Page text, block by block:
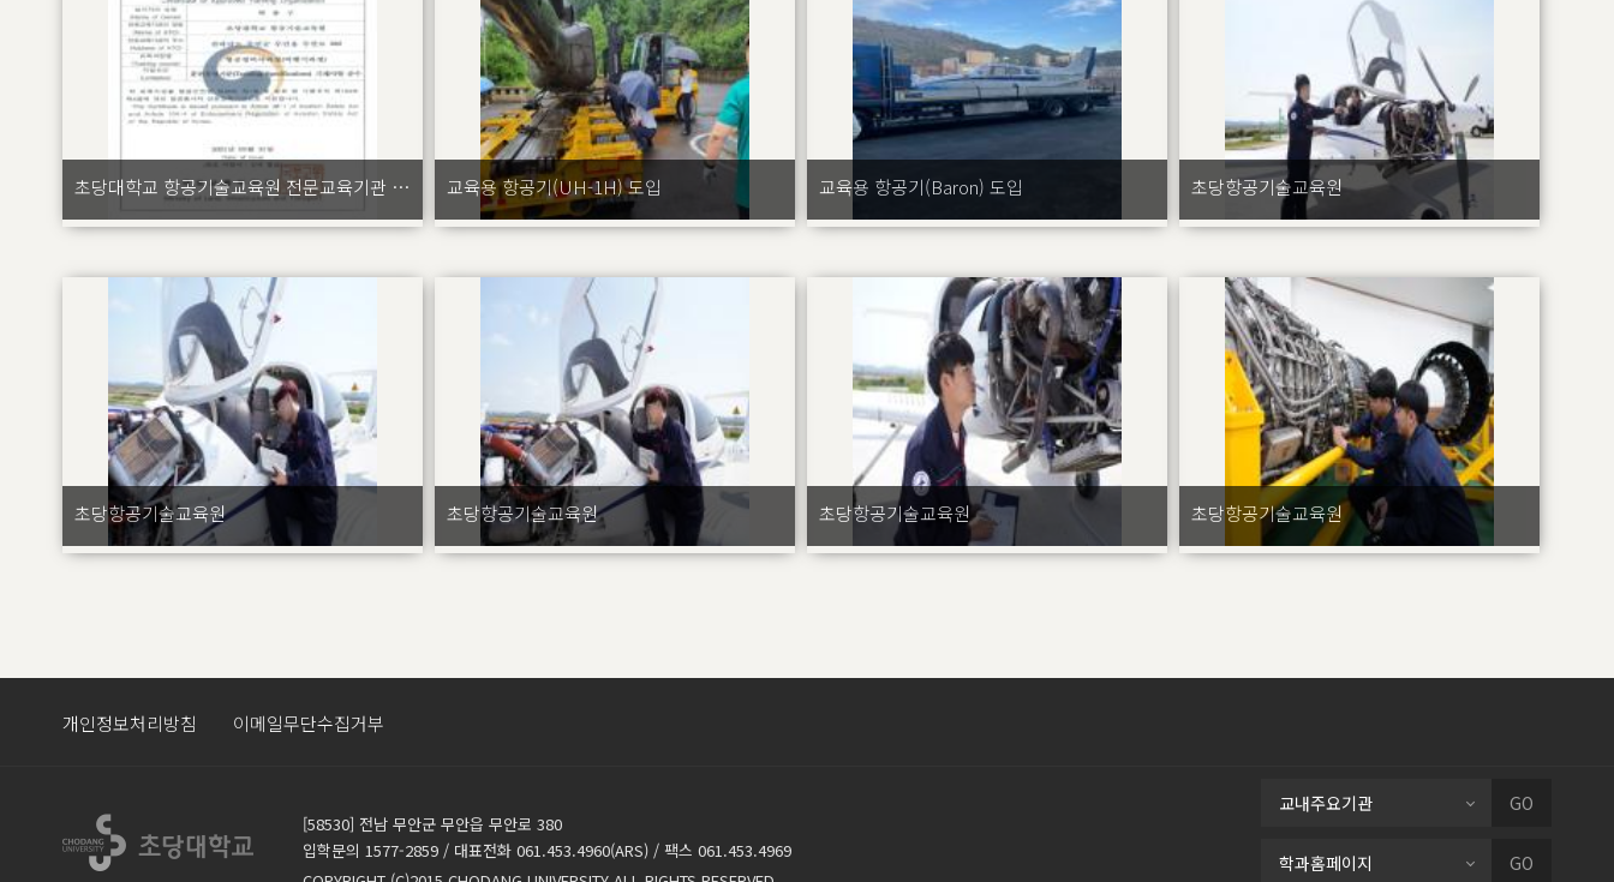
초당대학교 항공기술교육원 전문교육기관 지정 완료 교육용 항공기(UH-1H) 도입 교육용 항공기(Baron) 도입 초당항공기술교육원
초당항공기술교육원 초당항공기술교육원 초당항공기술교육원 초당항공기술교육원
개인정보처리방침 이메일무단수집거부
[58530] 전남 무안군 무안읍 무안로 380
입학문의 1577-2859 / 대표전화 061.453.4960(ARS) / 팩스 061.453.4969
교내주요기관 GO
학과홈페이지 GO